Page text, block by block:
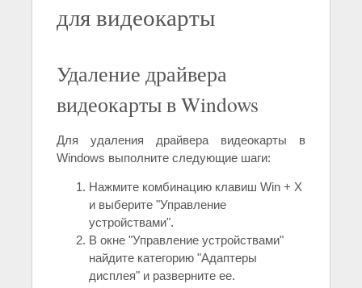
для видеокарты
Удаление драйвера
видеокарты в Windows
Для удаления драйвера видеокарты в
Windows выполните следующие шаги:
Нажмите комбинацию клавиш Win + X
и выберите "Управление
устройствами".
В окне "Управление устройствами"
найдите категорию "Адаптеры
дисплея" и разверните ее.